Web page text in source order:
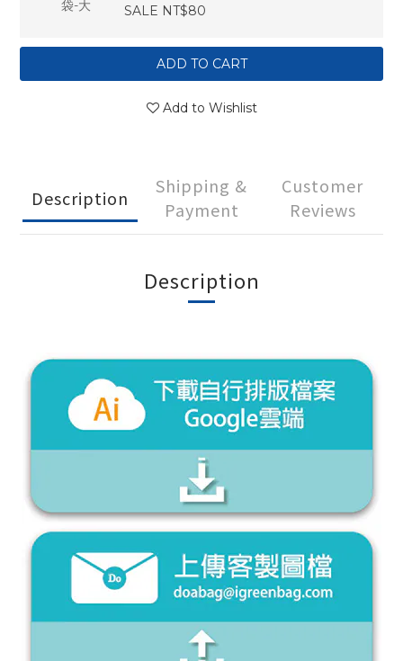
SALE NT$80
ADD TO CART
Add to Wishlist
Description
Shipping &
Payment
Customer
Reviews
Description